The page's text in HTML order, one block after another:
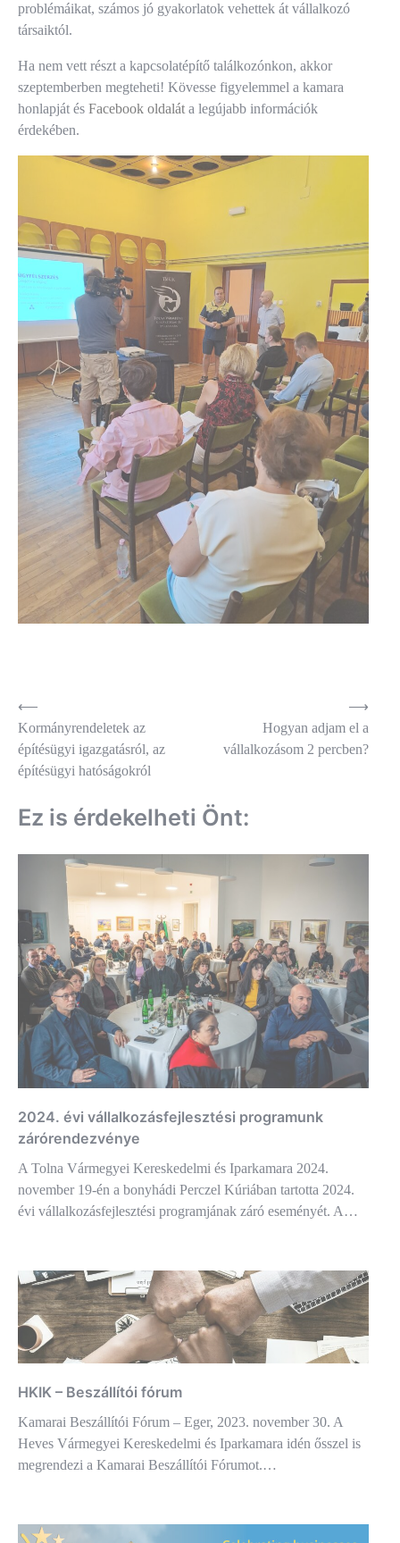
problémáikat, számos jó gyakorlatok vehettek át vállalkozó
társaiktól.
Ha nem vett részt a kapcsolatépítő találkozónkon, akkor
szeptemberben megteheti! Kövesse figyelemmel a kamara
honlapját és Facebook oldalát a legújabb információk
érdekében.
Bejegyzés
navigáció
⟵
Kormányrendeletek az
építésügyi igazgatásról, az
építésügyi hatóságokról
Hogyan adjam el a
vállalkozásom 2 percben?
⟶
Ez is érdekelheti Önt:
2024. évi vállalkozásfejlesztési programunk
zárórendezvénye
A Tolna Vármegyei Kereskedelmi és Iparkamara 2024.
november 19-én a bonyhádi Perczel Kúriában tartotta 2024.
évi vállalkozásfejlesztési programjának záró eseményét. A…
HKIK – Beszállítói fórum
Kamarai Beszállítói Fórum – Eger, 2023. november 30. A
Heves Vármegyei Kereskedelmi és Iparkamara idén ősszel is
megrendezi a Kamarai Beszállítói Fórumot.…